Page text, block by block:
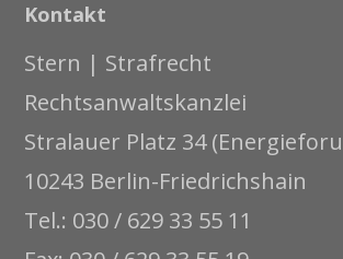
Kontakt
Stern | Strafrecht
Rechtsanwaltskanzlei
Stralauer Platz 34
10243 Berlin-Friedrichshain
Tel.: 030 / 629 33 55 11